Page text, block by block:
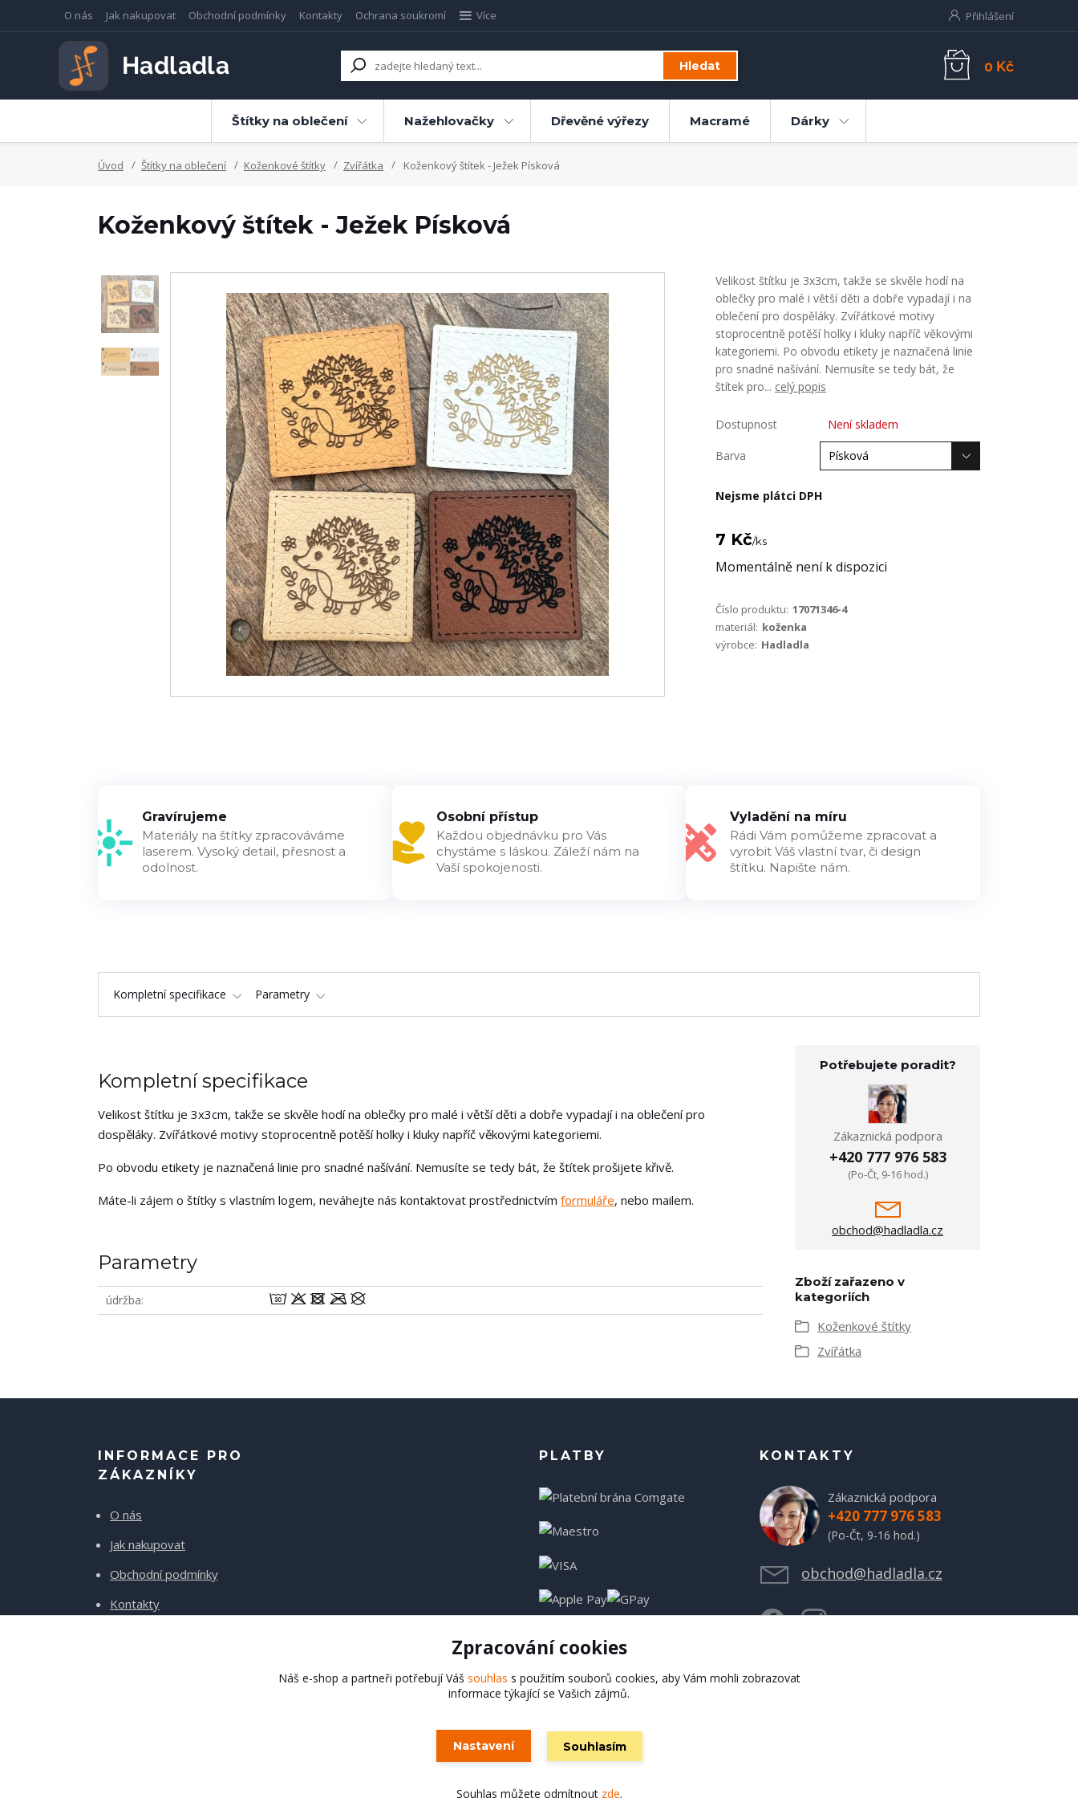
O nás Jak nakupovat Obchodní podmínky Kontakty Ochrana soukromí Více Přihlášení
Hledat 0 Kč
Štítky na oblečení Nažehlovačky Dřevěné výřezy Macramé Dárky
Úvod Štítky na oblečení Koženkové štítky Zvířátka Koženkový štítek - Ježek Písková
Koženkový štítek - Ježek Písková
Velikost štítku je 3x3cm, takže se skvěle hodí na
oblečky pro malé i větší děti a dobře vypadají i na
oblečení pro dospěláky. Zvířátkové motivy
stoprocentně potěší holky i kluky napříč věkovými
kategoriemi. Po obvodu etikety je naznačená linie
pro snadné našívání. Nemusíte se tedy bát, že
štítek pro... celý popis
Dostupnost Není skladem
Barva
Nejsme plátci DPH
7 Kč/ks
Momentálně není k dispozici
Číslo produktu: 17071346-4
materiál: koženka
výrobce: Hadladla
Gravírujeme
Materiály na štítky zpracováváme
laserem. Vysoký detail, přesnost a
odolnost.
Osobní přístup
Každou objednávku pro Vás
chystáme s láskou. Záleží nám na
Vaší spokojenosti.
Vyladění na míru
Rádi Vám pomůžeme zpracovat a
vyrobit Váš vlastní tvar, či design
štítku. Napište nám.
Kompletní specifikace Parametry
Kompletní specifikace
Velikost štítku je 3x3cm, takže se skvěle hodí na oblečky pro malé i větší děti a dobře vypadají i na oblečení pro
dospěláky. Zvířátkové motivy stoprocentně potěší holky i kluky napříč věkovými kategoriemi.
Po obvodu etikety je naznačená linie pro snadné našívání. Nemusíte se tedy bát, že štítek prošijete křivě.
Máte-li zájem o štítky s vlastním logem, neváhejte nás kontaktovat prostřednictvím formuláře, nebo mailem.
Parametry
údržba wodmU
Potřebujete poradit?
Zákaznická podpora
+420 777 976 583
(Po-Čt, 9-16 hod.)
obchod@hadladla.cz
Zboží zařazeno v
kategoriích
Koženkové štítky
Zvířátka
INFORMACE PRO
ZÁKAZNÍKY
O nás
Jak nakupovat
Obchodní podmínky
Kontakty
PLATBY KONTAKTY
Zákaznická podpora
+420 777 976 583
(Po-Čt, 9-16 hod.)
obchod@hadladla.cz
Hadladla.cz
Zpracování cookies
Náš e-shop a partneři potřebují Váš souhlas s použitím souborů cookies, aby Vám mohli zobrazovat
informace týkající se Vašich zájmů.
Nastavení Souhlasím
Souhlas můžete odmítnout zde.